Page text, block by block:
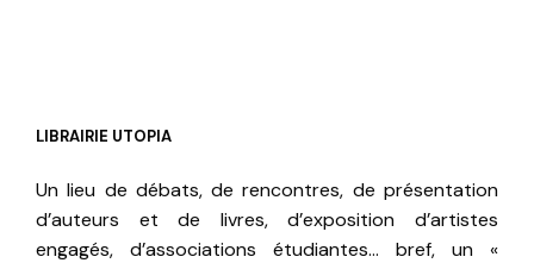
LIBRAIRIE UTOPIA
Un lieu de débats, de rencontres, de présentation
d’auteurs et de livres, d’exposition d’artistes
engagés, d’associations étudiantes… bref, un «